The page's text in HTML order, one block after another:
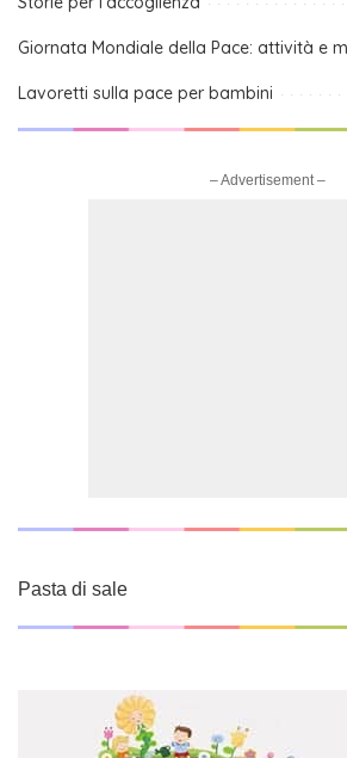
Giornata Mondiale della Pace: attività e
Lavoretti sulla pace per bambini
– Advertisement –
Pasta di sale